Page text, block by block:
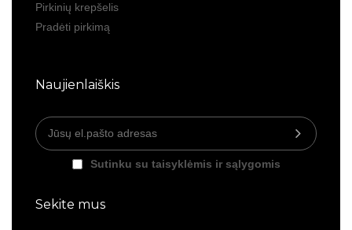
Pirkinių krepšelis
Pradėti pirkimą
Naujienlaiškis
Sutinku su taisyklėmis ir sąlygomis
Sekite mus